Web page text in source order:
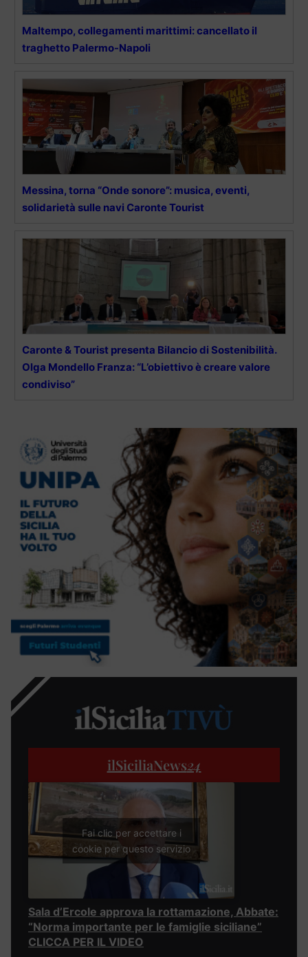
Maltempo, collegamenti marittimi: cancellato il
traghetto Palermo-Napoli
Messina, torna “Onde sonore”: musica, eventi,
solidarietà sulle navi Caronte Tourist
Caronte & Tourist presenta Bilancio di Sostenibilità.
Olga Mondello Franza: “L’obiettivo è creare valore
condiviso”
ilSiciliaNews24
Fai clic per accettare i
cookie per questo servizio
Sala d’Ercole approva la rottamazione, Abbate:
“Norma importante per le famiglie siciliane”
CLICCA PER IL VIDEO